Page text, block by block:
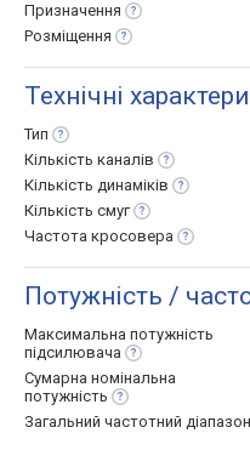
Призначення
Розміщення
Технічні
Тип
Кількість каналів
Кількість динаміків
Кількість смуг
Частота кросовера
Потужність /
Максимальна потужність
підсилювача
Сумарна номінальна
потужність
Загальний частотний діапазон